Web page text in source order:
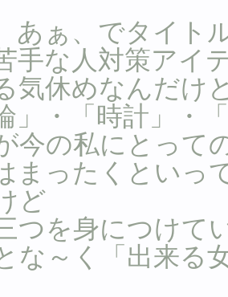
あぁ、でタイト
手な人対策アイ
気休めなんだけ
」・「時計」・
今の私にとって
まったくといっ
ど
つを身につけて
な～く「出来る